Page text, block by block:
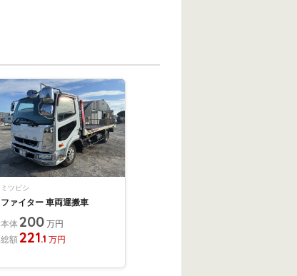
ミツビシ
ファイター 車両運搬車
本体 200 万円
総額221.1 万円